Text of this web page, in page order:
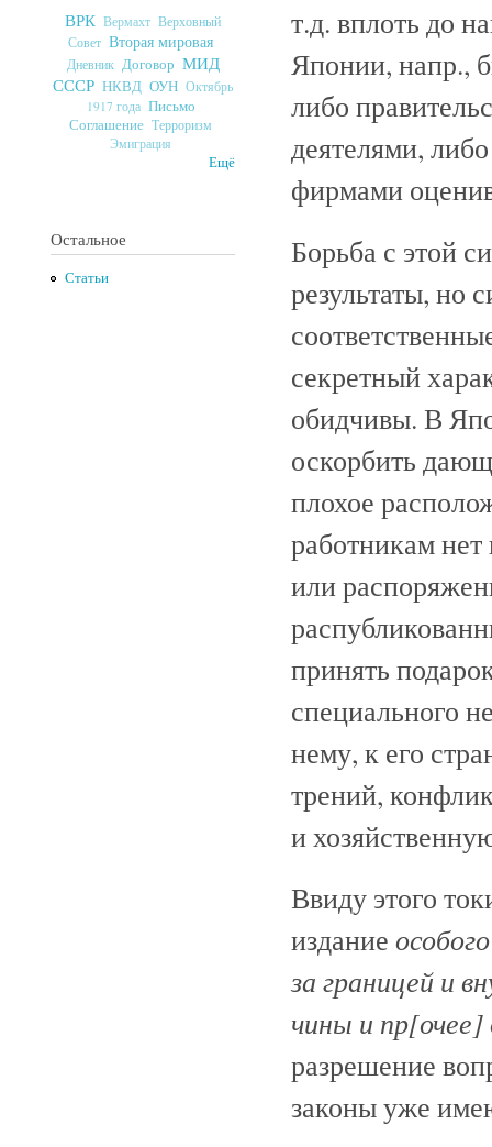
ВРК Вермахт Верховный
Совет Вторая мировая
Дневник Договор МИД
СССР НКВД ОУН Октябрь
1917 года Письмо
Соглашение Терроризм
Эмиграция
Ещё
Остальное
Статьи
т.д. вплоть до
Японии, напр.,
либо
деятелями,
фирмами
Борьба с этой
результаты, но
секретный
обидчивы. В
оскорбить
плохое
работникам нет
или
принять
специального
нему, к его
трений,
и
Ввиду этого
издание
за границей и
чины и
разрешение
законы уже